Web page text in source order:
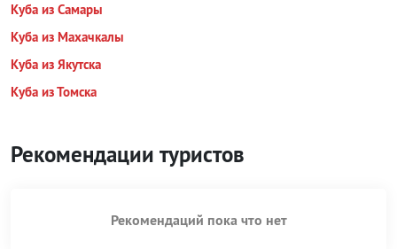
Куба из Самары
Куба из Махачкалы
Куба из Якутска
Куба из Томска
Рекомендации туристов
Рекомендаций пока что нет